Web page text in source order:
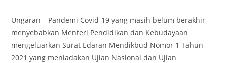
dengan
Universitas
Ngudi
Waluyo
Ungaran – Pandemi Covid-19 yang masih belum berakhir
menyebabkan Menteri Pendidikan dan Kebudayaan
mengeluarkan Surat Edaran Mendikbud Nomor 1 Tahun
2021 yang meniadakan Ujian Nasional dan Ujian